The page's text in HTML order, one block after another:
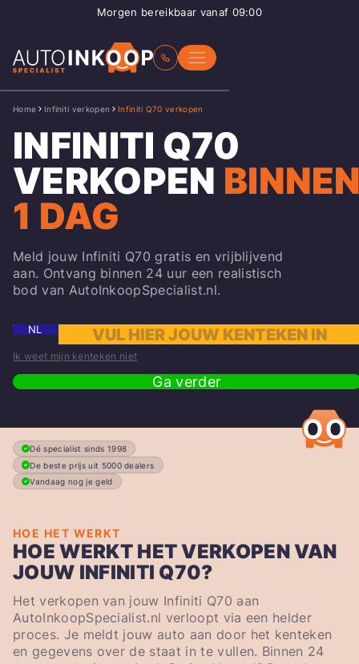
Morgen bereikbaar vanaf 09:00
Home Infiniti verkopen Infiniti Q70 verkopen
INFINITI Q70
VERKOPEN
1 DAG
Meld jouw Infiniti Q70 gratis en vrijblijvend
aan. Ontvang binnen 24 uur een realistisch
bod van AutoInkoopSpecialist.nl.
NL
Ik weet mijn kenteken niet
Ga verder
Dé specialist sinds 1998
De beste prijs uit 5000 dealers
Vandaag nog je geld
HOE HET WERKT
HOE WERKT HET VERKOPEN VAN
JOUW INFINITI Q70?
Het verkopen van jouw Infiniti Q70 aan
AutoInkoopSpecialist.nl verloopt via een helder
proces. Je meldt jouw auto aan door het kenteken
en gegevens over de staat in te vullen. Binnen 24